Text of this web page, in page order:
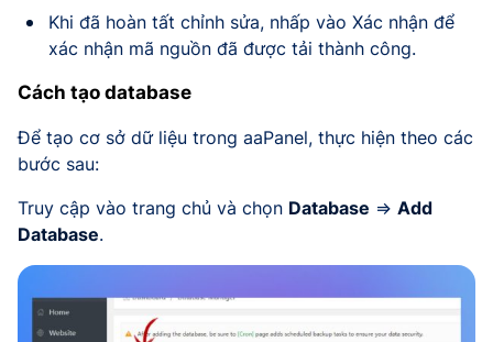
Khi đã hoàn tất chỉnh sửa, nhấp vào Xác nhận để
xác nhận mã nguồn đã được tải thành công.
Cách tạo database
Để tạo cơ sở dữ liệu trong aaPanel, thực hiện theo các
bước sau:
Truy cập vào trang chủ và chọn Database => Add
Database.